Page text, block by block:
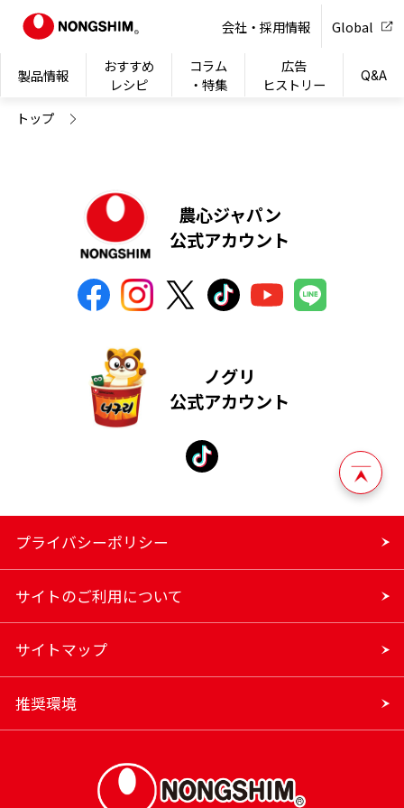
製品情報
おすすめ
レシピ
コラム
・特集
広告
ヒストリー
Q&A
会社・採用情報 Global
トップ
農心ジャパン
公式アカウント
ノグリ
公式アカウント
プライバシーポリシー
サイトのご利用について
サイトマップ
推奨環境